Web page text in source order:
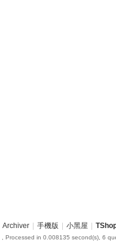
Archiver 手機版 小黑屋
, Processed in 0.008135 second(s), 6